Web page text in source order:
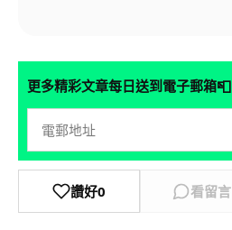
更多精彩文章每日送到電子郵箱📮
讚好0 看留言